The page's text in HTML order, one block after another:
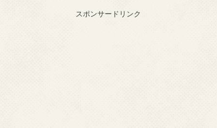
スポンサードリンク